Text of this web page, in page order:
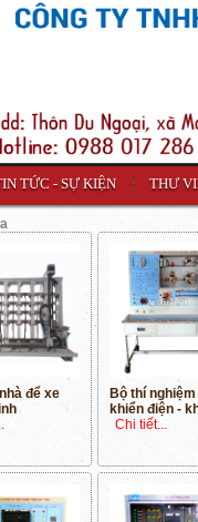
TỨC - SỰ KIỆN THƯ
để xe
Bộ thí
khiển điện -
Chi tiết...